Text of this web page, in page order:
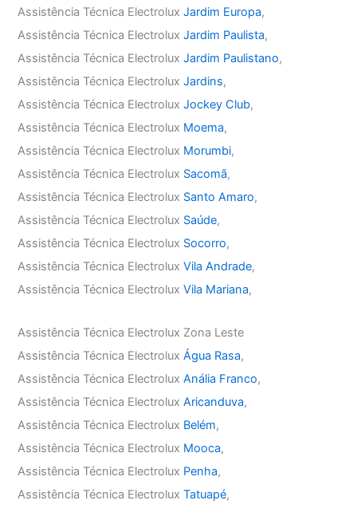
Assistência Técnica ElectroluxJardim Europa,
Assistência Técnica ElectroluxJardim Paulista,
Assistência Técnica ElectroluxJardim Paulistano,
Assistência Técnica ElectroluxJardins,
Assistência Técnica ElectroluxJockey Club,
Assistência Técnica Electrolux Moema,
Assistência Técnica Electrolux Morumbi,
Assistência Técnica Electrolux Sacomã,
Assistência Técnica Electrolux Santo Amaro,
Assistência Técnica Electrolux Saúde,
Assistência Técnica Electrolux Socorro,
Assistência Técnica ElectroluxVila Andrade,
Assistência Técnica ElectroluxVila Mariana,
Assistência Técnica Electrolux Zona Leste
Assistência Técnica ElectroluxÁgua Rasa,
Assistência Técnica ElectroluxAnália Franco,
Assistência Técnica ElectroluxAricanduva,
Assistência Técnica Electrolux Belém,
Assistência Técnica Electrolux Mooca,
Assistência Técnica Electrolux Penha,
Assistência Técnica ElectroluxTatuapé,